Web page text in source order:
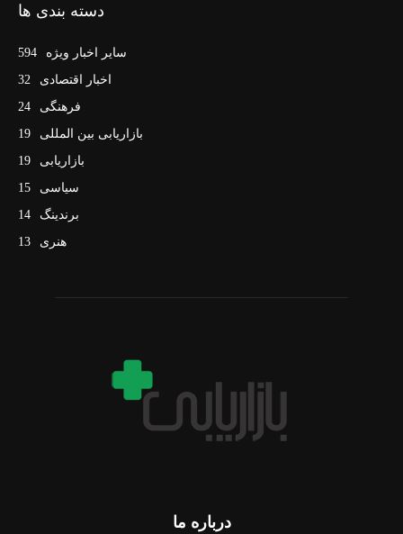
دسته بندی ها
سایر اخبار ویژه
594
اخبار اقتصادی
32
فرهنگی
24
بازاریابی بین المللی
19
بازاریابی
19
سیاسی
15
برندینگ
14
هنری
13
درباره ما